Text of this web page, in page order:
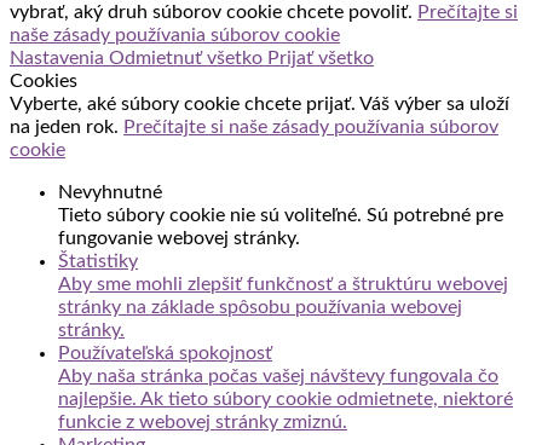
vybrať, aký druh súborov cookie chcete povoliť. Prečítajte si
naše zásady používania súborov cookie
Nastavenia Odmietnuť všetko Prijať všetko
Cookies
Vyberte, aké súbory cookie chcete prijať. Váš výber sa uloží
na jeden rok. Prečítajte si naše zásady používania súborov
cookie
Nevyhnutné
Tieto súbory cookie nie sú voliteľné. Sú potrebné pre
fungovanie webovej stránky.
Štatistiky
Aby sme mohli zlepšiť funkčnosť a štruktúru webovej
stránky na základe spôsobu používania webovej
stránky.
Používateľská spokojnosť
Aby naša stránka počas vašej návštevy fungovala čo
najlepšie. Ak tieto súbory cookie odmietnete, niektoré
funkcie z webovej stránky zmiznú.